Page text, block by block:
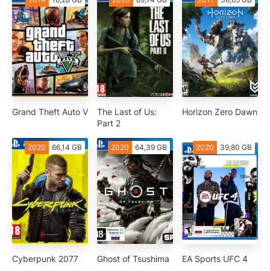
Grand Theft Auto V
The Last of Us:
Part 2
Horizon Zero Dawn
2020 66,14 GB
Cyberpunk 2077
2020 64,39 GB
Ghost of Tsushima
2020 39,80 GB
EA Sports UFC 4